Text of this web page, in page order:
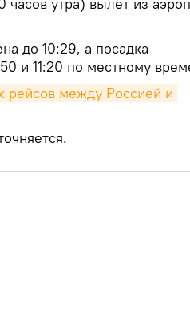
утра) вылет из
до 10:29, а посадка
и 11:20 по местному
рейсов между Россией и